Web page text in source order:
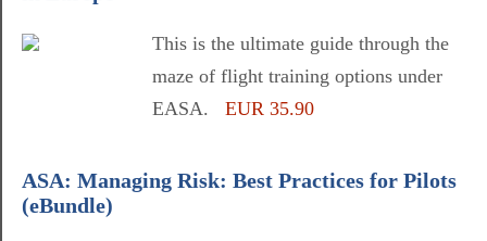
This is the ultimate guide through the
maze of flight training options under
EASA. EUR 35.90
ASA: Managing Risk: Best Practices for Pilots
(eBundle)